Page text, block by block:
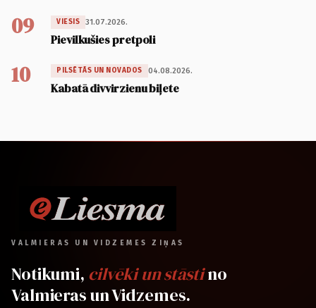
09 VIESIS 31.07.2026.
Pievilkušies pretpoli
10 PILSĒTĀS UN NOVADOS 04.08.2026.
Kabatā divvirzienu biļete
VALMIERAS UN VIDZEMES ZIŅAS
Notikumi, cilvēki un stāstino
Valmieras un Vidzemes.